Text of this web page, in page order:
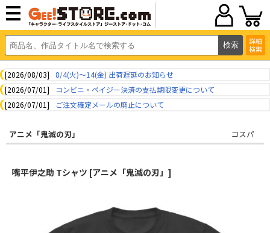
詳細
検索
[2026/08/03]
8/4(火)～14(金) 出荷遅延のお知らせ
[2026/07/01]
コンビニ・ペイジー決済の支払期限変更について
[2026/07/01]
ご注文確定メールの廃止について
アニメ「鬼滅の刃」 コスパ
嘴平伊之助 Tシャツ [アニメ「鬼滅の刃」]